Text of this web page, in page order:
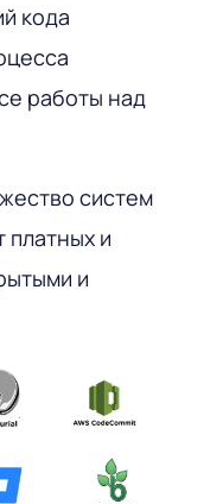
кода
работы над
систем
платных и
и